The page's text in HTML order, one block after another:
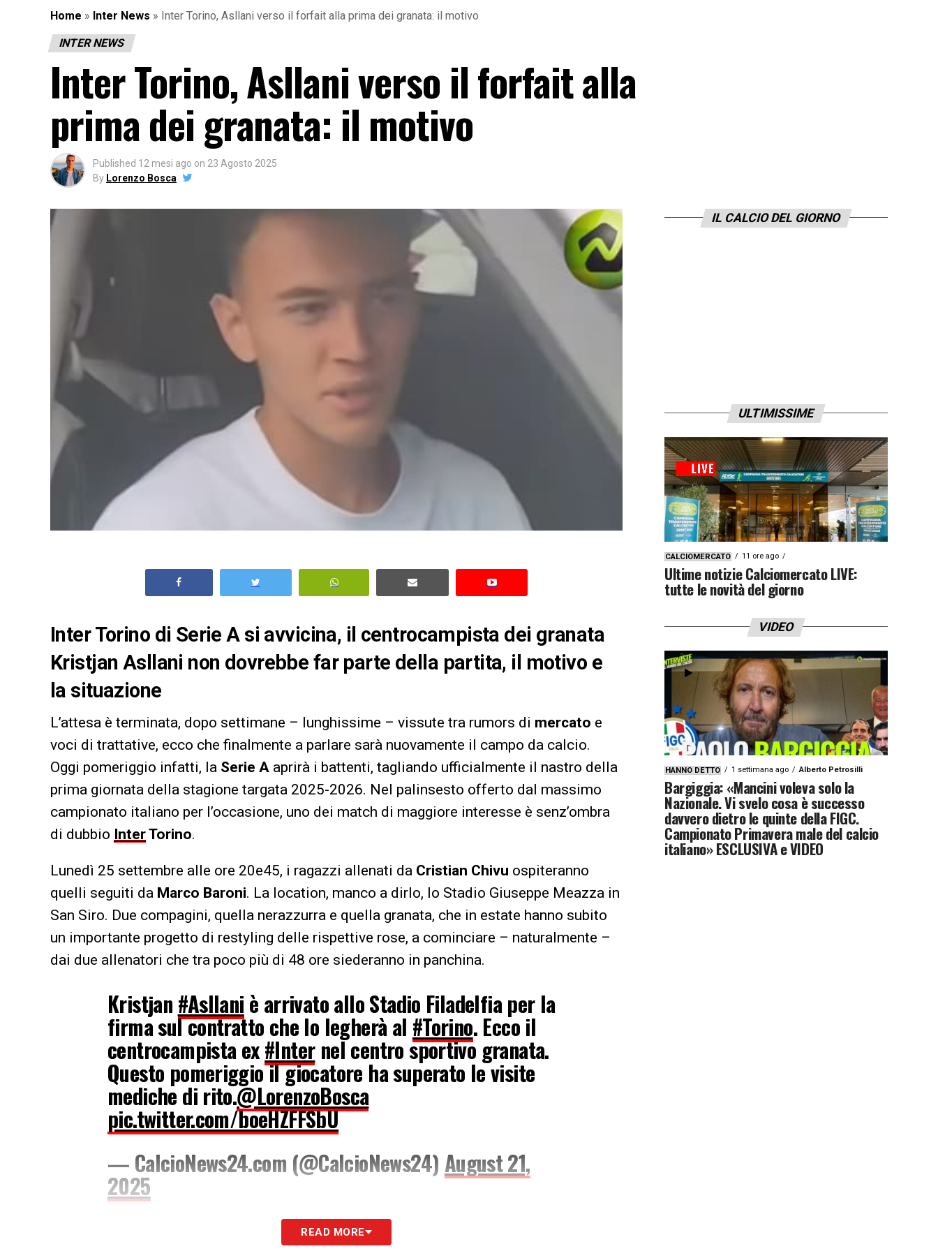
Home » Inter News » Inter Torino, Asllani verso il forfait alla prima dei granata: il motivo
INTER NEWS
Inter Torino, Asllani verso il forfait alla
prima dei granata: il motivo
Published 12 mesi ago on 23 Agosto 2025
By Lorenzo Bosca
Inter Torino di Serie A si avvicina, il centrocampista dei granata
Kristjan Asllani non dovrebbe far parte della partita, il motivo e
la situazione
L’attesa è terminata, dopo settimane – lunghissime – vissute tra rumors di mercato e
voci di trattative, ecco che finalmente a parlare sarà nuovamente il campo da calcio.
Oggi pomeriggio infatti, la Serie A aprirà i battenti, tagliando ufficialmente il nastro della
prima giornata della stagione targata 2025-2026. Nel palinsesto offerto dal massimo
campionato italiano per l’occasione, uno dei match di maggiore interesse è senz’ombra
di dubbio InterTorino.
Lunedì 25 settembre alle ore 20e45, i ragazzi allenati da Cristian Chivu ospiteranno
quelli seguiti da Marco Baroni. La location, manco a dirlo, lo Stadio Giuseppe Meazza in
San Siro. Due compagini, quella nerazzurra e quella granata, che in estate hanno subito
un importante progetto di restyling delle rispettive rose, a cominciare – naturalmente –
dai due allenatori che tra poco più di 48 ore siederanno in panchina.
Kristjan #Asllani è arrivato allo Stadio Filadelfia per la
firma sul contratto che lo legherà al #Torino. Ecco il
centrocampista ex#Internel centro sportivo granata.
Questo pomeriggio il giocatore ha superato le visite
mediche di rito.@LorenzoBosca
pic.twitter.com/boeHZFFSbU
— CalcioNews24.com (@CalcioNews24) August 21,
2025
Eppure, proprio a proposito di novità e operazioni, la dirigenza meneghina e quella
READ MORE
IL CALCIO DEL GIORNO
ULTIMISSIME
CALCIOMERCATO 11 ore ago
Ultime notizie Calciomercato LIVE:
tutte le novità del giorno
VIDEO
HANNO DETTO 1 settimana ago Alberto Petrosilli
Bargiggia: «Mancini voleva solo la
Nazionale. Vi svelo cosa è successo
davvero dietro le quinte della FIGC.
Campionato Primavera male del calcio
italiano» ESCLUSIVA e VIDEO